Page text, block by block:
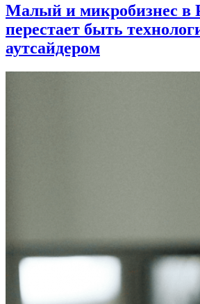
Малый и микробизнес в
перестает быть
аутсайдером